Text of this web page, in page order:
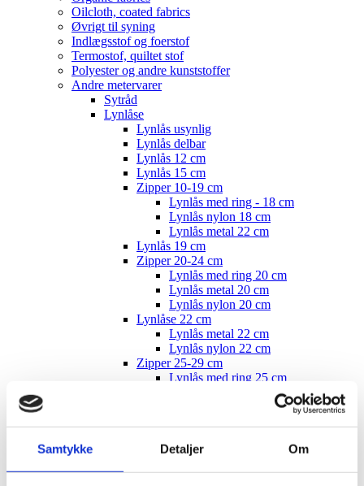
Samtykke Detaljer Om
Oilcloth, coated fabrics
Øvrigt til syning
Indlægsstof og foerstof
Termostof, quiltet stof
Polyester og andre kunststoffer
Andre metervarer
Sytråd
Lynlåse
Lynlås usynlig
Lynlås delbar
Lynlås 12 cm
Lynlås 15 cm
Zipper 10-19 cm
Lynlås med ring - 18 cm
Lynlås nylon 18 cm
Lynlås metal 22 cm
Lynlås 19 cm
Zipper 20-24 cm
Lynlås med ring 20 cm
Lynlås metal 20 cm
Lynlås nylon 20 cm
Lynlåse 22 cm
Lynlås metal 22 cm
Lynlås nylon 22 cm
Zipper 25-29 cm
Lynlås med ring 25 cm
Zipper 30-34 cm